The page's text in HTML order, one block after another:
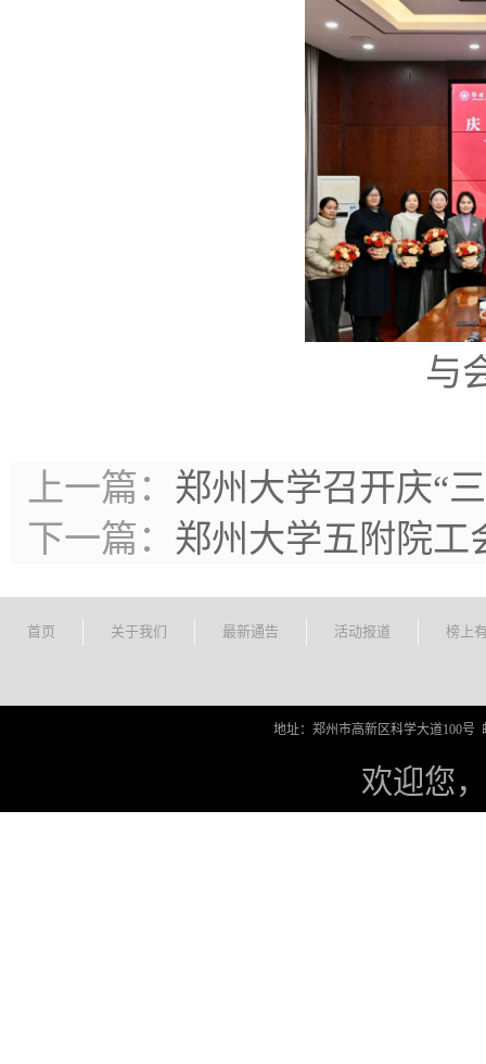
与
上一篇： 郑州大学召开庆“
下一篇： 郑州大学五附院工
首页 关于我们 最新通告 活动报道 榜上
地址：郑州市高新区科学大道100号
欢迎您